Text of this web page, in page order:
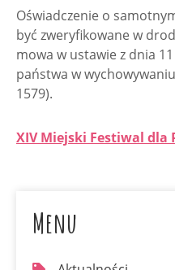
Oświadczenie o
być zweryfikowane w
mowa w ustawie z dnia
państwa w
1579).
XIV Miejski Festiwal dla
Menu